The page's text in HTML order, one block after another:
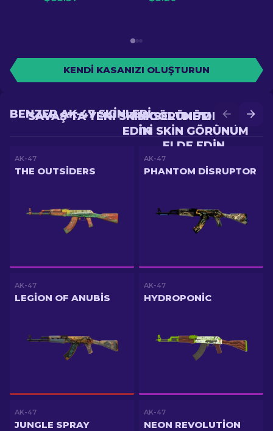
KENDI KASANIZI OLUŞTURUN
YÜKSELTME'DE DAHA
IYI SKIN GÖRÜNÜM
ELDE EDIN
SAVAŞ'TA YENI SKIN GÖRÜNÜM ELDE
EDIN
BENZER AK-47 SKINLERI
AK-47
THE OUTSIDERS
AK-47
PHANTOM DISRUPTOR
AK-47
LEGION OF ANUBIS
AK-47
HYDROPONIC
AK-47
JUNGLE SPRAY
AK-47
NEON REVOLUTION